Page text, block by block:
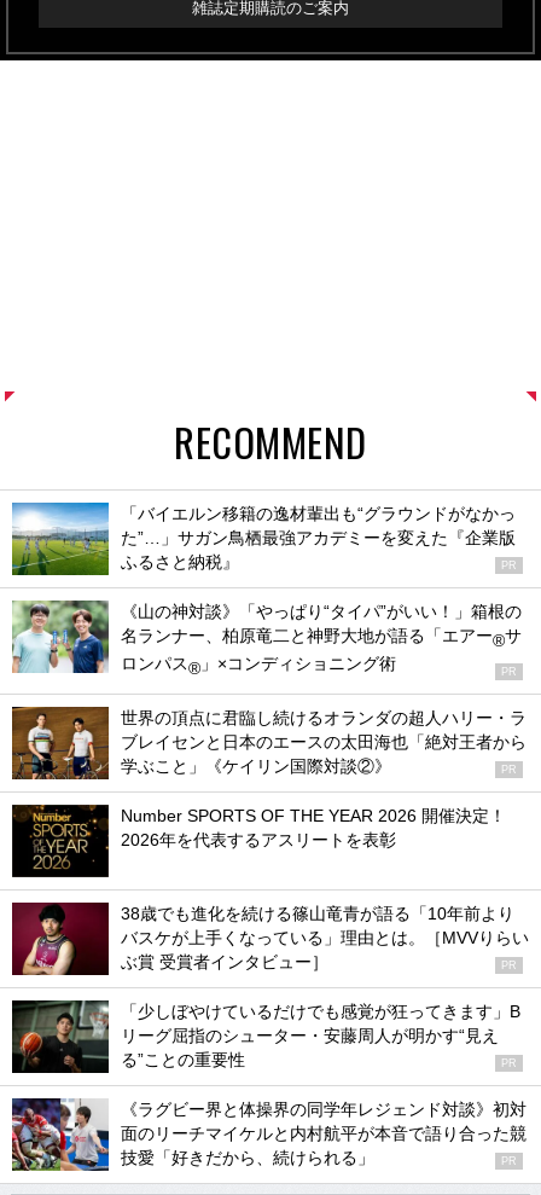
雑誌定期購読のご案内
RECOMMEND
「バイエルン移籍の逸材輩出も“グラウンドがなかっ
た”…」サガン鳥栖最強アカデミーを変えた『企業版
ふるさと納税』
PR
《山の神対談》「やっぱり“タイパ”がいい！」箱根の
名ランナー、柏原竜二と神野大地が語る「エアー®サ
ロンパス® 」×コンディショニング術 PR
世界の頂点に君臨し続けるオランダの超人ハリー・ラ
ブレイセンと日本のエースの太田海也「絶対王者から
学ぶこと」《ケイリン国際対談②》
PR
Number SPORTS OF THE YEAR 2026 開催決定！
2026年を代表するアスリートを表彰
38歳でも進化を続ける篠山竜青が語る「10年前より
バスケが上手くなっている」理由とは。［MVVりらい
ぶ賞 受賞者インタビュー］
PR
「少しぼやけているだけでも感覚が狂ってきます」B
リーグ屈指のシューター・安藤周人が明かす“見え
る”ことの重要性
PR
《ラグビー界と体操界の同学年レジェンド対談》初対
面のリーチマイケルと内村航平が本音で語り合った競
技愛「好きだから、続けられる」
PR